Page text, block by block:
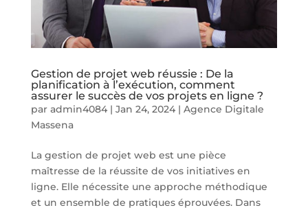
Gestion de projet web réussie : De la
planification à l’exécution, comment
assurer le succès de vos projets en ligne ?
par admin4084| Jan 24, 2024| Agence Digitale
Massena
La gestion de projet web est une pièce
maîtresse de la réussite de vos initiatives en
ligne. Elle nécessite une approche méthodique
et un ensemble de pratiques éprouvées. Dans